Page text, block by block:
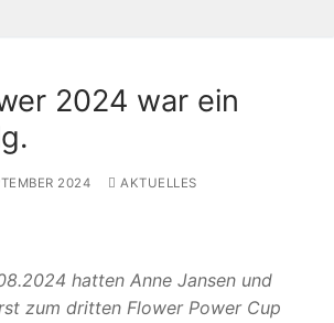
2024 war ein
2024 AKTUELLES
hatten Anne Jansen und
zum dritten Flower Power Cup